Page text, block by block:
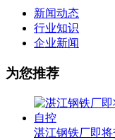
新闻动态
行业知识
企业新闻
为您推荐
湛江钢铁厂即